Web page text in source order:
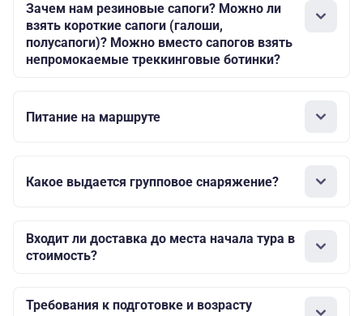
Зачем нам резиновые сапоги? Можно ли
взять короткие сапоги (галоши,
полусапоги)? Можно вместо сапогов взять
непромокаемые треккинговые ботинки?
Питание на маршруте
Какое выдается групповое снаряжение?
Входит ли доставка до места начала тура в
стоимость?
Требования к подготовке и возрасту